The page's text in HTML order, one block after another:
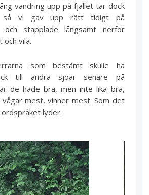
vandring upp på fjället tar dock
så vi gav upp rätt tidigt på
och stapplade långsamt nerför
vila.
som bestämt skulle ha
till andra sjöar senare på
de hade bra, men inte lika bra,
mest, vinner mest. Som det
ordspråket lyder.